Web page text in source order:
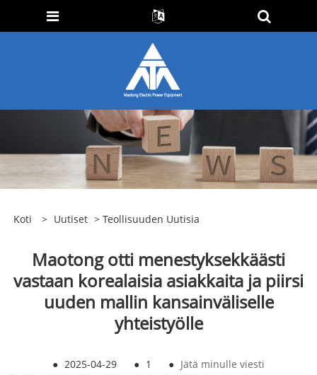
Koti > Uutiset > Teollisuuden Uutisia
Maotong otti menestyksekkäästi
vastaan ​​korealaisia ​​asiakkaita ja piirsi
uuden mallin kansainväliselle
yhteistyölle
● 2025-04-29 ● 1 ● Jätä minulle viesti